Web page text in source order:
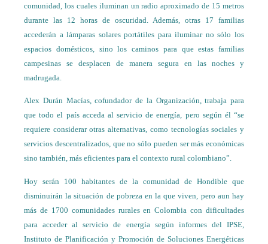
comunidad, los cuales iluminan un radio aproximado de 15 metros
durante las 12 horas de oscuridad. Además, otras 17 familias
accederán a lámparas solares portátiles para iluminar no sólo los
espacios domésticos, sino los caminos para que estas familias
campesinas se desplacen de manera segura en las noches y
madrugada.
Alex Durán Macías, cofundador de la Organización, trabaja para
que todo el país acceda al servicio de energía, pero según él “se
requiere considerar otras alternativas, como tecnologías sociales y
servicios descentralizados, que no sólo pueden ser más económicas
sino también, más eficientes para el contexto rural colombiano”.
Hoy serán 100 habitantes de la comunidad de Hondible que
disminuirán la situación de pobreza en la que viven, pero aun hay
más de 1700 comunidades rurales en Colombia con dificultades
para acceder al servicio de energía según informes del IPSE,
Instituto de Planificación y Promoción de Soluciones Energéticas